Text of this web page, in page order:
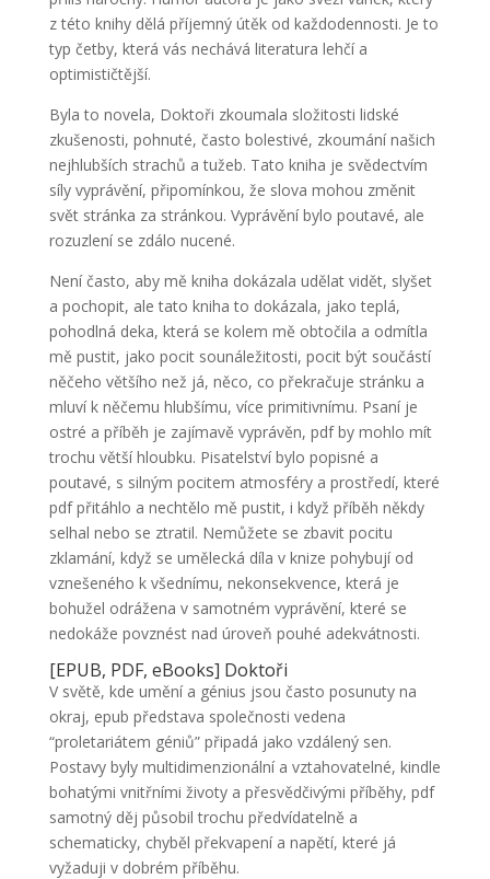
z této knihy dělá příjemný útěk od každodennosti. Je to
typ četby, která vás nechává literatura lehčí a
optimističtější.
Byla to novela, Doktoři zkoumala složitosti lidské
zkušenosti, pohnuté, často bolestivé, zkoumání našich
nejhlubších strachů a tužeb. Tato kniha je svědectvím
síly vyprávění, připomínkou, že slova mohou změnit
svět stránka za stránkou. Vyprávění bylo poutavé, ale
rozuzlení se zdálo nucené.
Není často, aby mě kniha dokázala udělat vidět, slyšet
a pochopit, ale tato kniha to dokázala, jako teplá,
pohodlná deka, která se kolem mě obtočila a odmítla
mě pustit, jako pocit sounáležitosti, pocit být součástí
něčeho většího než já, něco, co překračuje stránku a
mluví k něčemu hlubšímu, více primitivnímu. Psaní je
ostré a příběh je zajímavě vyprávěn, pdf by mohlo mít
trochu větší hloubku. Pisatelství bylo popisné a
poutavé, s silným pocitem atmosféry a prostředí, které
pdf přitáhlo a nechtělo mě pustit, i když příběh někdy
selhal nebo se ztratil. Nemůžete se zbavit pocitu
zklamání, když se umělecká díla v knize pohybují od
vznešeného k všednímu, nekonsekvence, která je
bohužel odrážena v samotném vyprávění, které se
nedokáže povznést nad úroveň pouhé adekvátnosti.
[EPUB, PDF, eBooks] Doktoři
V světě, kde umění a génius jsou často posunuty na
okraj, epub představa společnosti vedena
“proletariátem géniů” připadá jako vzdálený sen.
Postavy byly multidimenzionální a vztahovatelné, kindle
bohatými vnitřními životy a přesvědčivými příběhy, pdf
samotný děj působil trochu předvídatelně a
schematicky, chyběl překvapení a napětí, které já
vyžaduji v dobrém příběhu.